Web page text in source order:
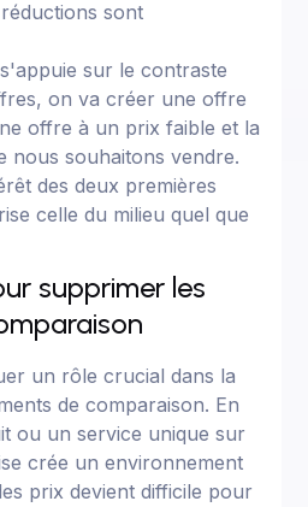
sont
s'appuie sur le contraste
on va créer une offre
offre à un prix faible et la
nous souhaitons vendre.
des deux premières
celle du milieu quel que
supprimer les
un rôle crucial dans la
de comparaison. En
ou un service unique sur
crée un environnement
prix devient difficile pour